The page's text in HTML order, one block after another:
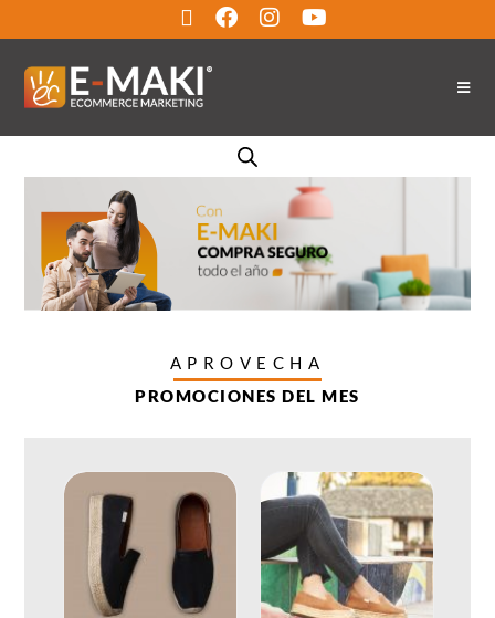
APROVECHA
PROMOCIONES DEL MES